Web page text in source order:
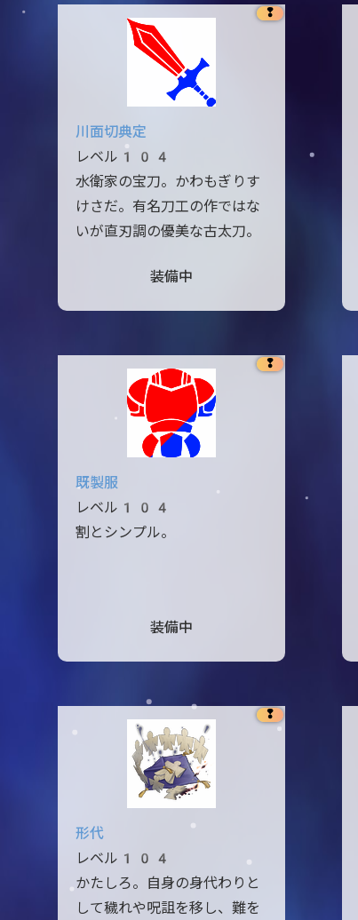
❢
川面切典定
レベル104
水衛家の宝刀。かわもぎりす
けさだ。有名刀工の作ではな
いが直刃調の優美な古太刀。
装備中
❢
既製服
レベル104
割とシンプル。
装備中
❢
形代
レベル104
かたしろ。自身の身代わりと
して穢れや呪詛を移し、難を